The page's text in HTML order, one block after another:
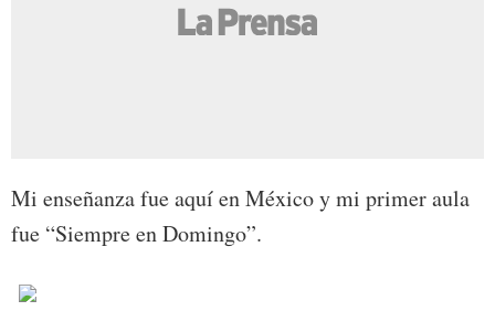
Mi enseñanza fue aquí en México y mi primer aula
fue “Siempre en Domingo”.